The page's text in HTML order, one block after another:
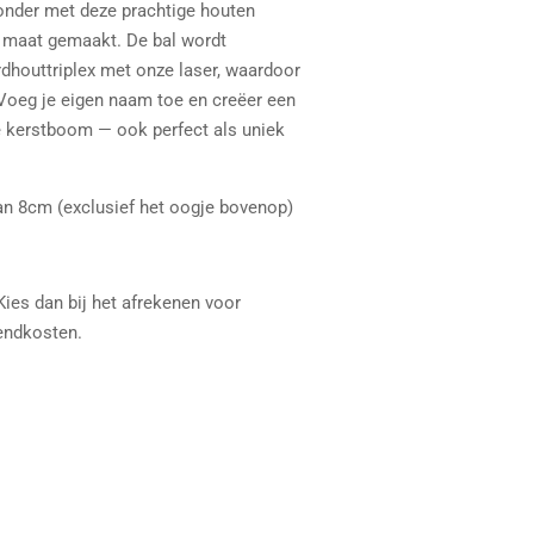
met deze prachtige houten
gemaakt. De bal wordt
met onze laser, waardoor
je eigen naam toe en creëer een
kerstboom — ook perfect als uniek
8cm (exclusief het oogje bovenop)
dan bij het afrekenen voor